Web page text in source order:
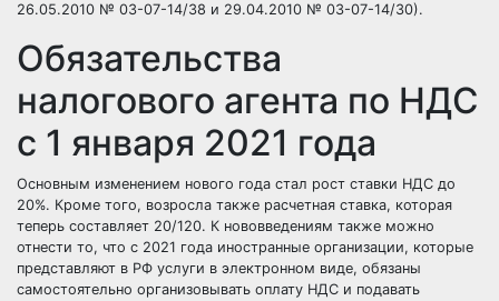
26.05.2010 № 03-07-14/38 и 29.04.2010 № 03-07-14/30).
Обязательства
налогового агента по НДС
с 1 января 2021 года
Основным изменением нового года стал рост ставки НДС до
20%. Кроме того, возросла также расчетная ставка, которая
теперь составляет 20/120. К нововведениям также можно
отнести то, что с 2021 года иностранные организации, которые
представляют в РФ услуги в электронном виде, обязаны
самостоятельно организовывать оплату НДС и подавать